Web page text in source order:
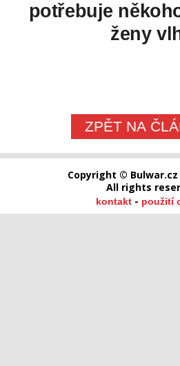
potřebuje
ženy
ZPĚT NA
Copyright © Bulwar.cz
All rights
kontakt- použití